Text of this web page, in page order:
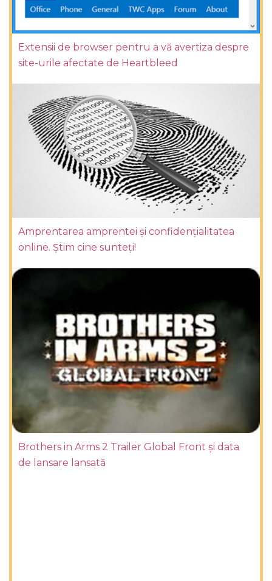
Extensii de browser pentru a vă avertiza despre
site-urile afectate de Heartbleed
Amprentarea amprentei și confidențialitatea
online. Știm cine sunteți!
Brothers in Arms 2 Trailer Global Front și data
de lansare lansată